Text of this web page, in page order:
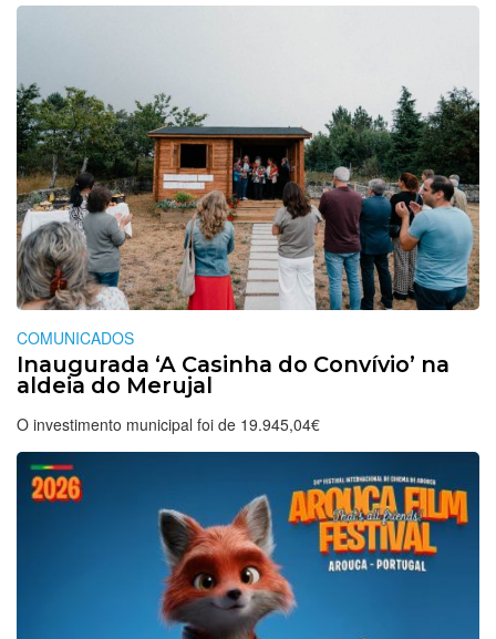
COMUNICADOS
Inaugurada ‘A Casinha do Convívio’ na
aldeia do Merujal
O investimento municipal foi de 19.945,04€